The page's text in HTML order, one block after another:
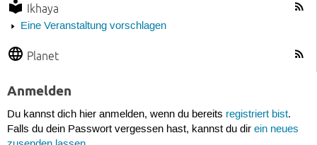
Ikhaya
Eine Veranstaltung vorschlagen
Planet
Anmelden
Du kannst dich hier anmelden, wenn du bereits registriert bist.
Falls du dein Passwort vergessen hast, kannst du dir ein neues